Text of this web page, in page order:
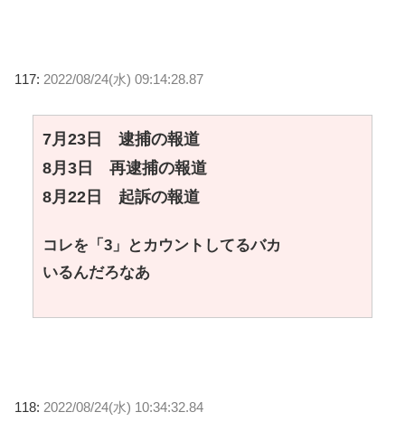
117: 2022/08/24(水) 09:14:28.87
7月23日 逮捕の報道
8月3日 再逮捕の報道
8月22日 起訴の報道
コレを「3」とカウントしてるバカ
いるんだろなあ
118: 2022/08/24(水) 10:34:32.84